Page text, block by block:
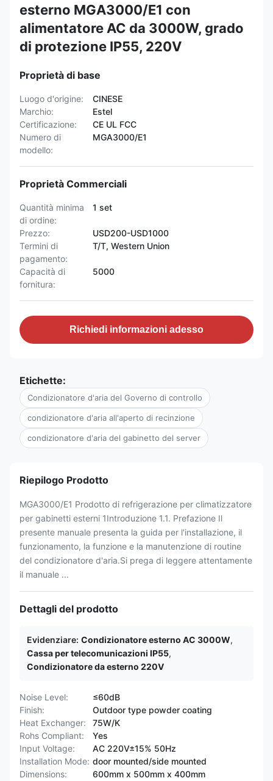
esterno MGA3000/E1 con
alimentatore AC da 3000W, grado
di protezione IP55, 220V
Proprietà di base
Luogo d'origine:
CINESE
Marchio:
Estel
Certificazione:
CE UL FCC
Numero di
modello:
MGA3000/E1
Proprietà Commerciali
Quantità minima
di ordine:
1 set
Prezzo:
USD200-USD1000
Termini di
pagamento:
T/T, Western Union
Capacità di
fornitura:
5000
Richiedi informazioni adesso
Etichette:
Condizionatore d'aria del Governo di controllo
condizionatore d'aria all'aperto di recinzione
condizionatore d'aria del gabinetto del server
Riepilogo Prodotto
MGA3000/E1 Prodotto di refrigerazione per climatizzatore
per gabinetti esterni 1Introduzione 1.1. Prefazione Il
presente manuale presenta la guida per l'installazione, il
funzionamento, la funzione e la manutenzione di routine
del condizionatore d'aria.Si prega di leggere attentamente
il manuale ...
Dettagli del prodotto
Evidenziare: Condizionatore esterno AC 3000W,
Cassa per telecomunicazioni IP55,
Condizionatore da esterno 220V
Noise Level:
≤60dB
Finish:
Outdoor type powder coating
Heat Exchanger:
75W/K
Rohs Compliant:
Yes
Input Voltage:
AC 220V±15% 50Hz
Installation Mode: door mounted/side mounted
Dimensions:
600mm x 500mm x 400mm